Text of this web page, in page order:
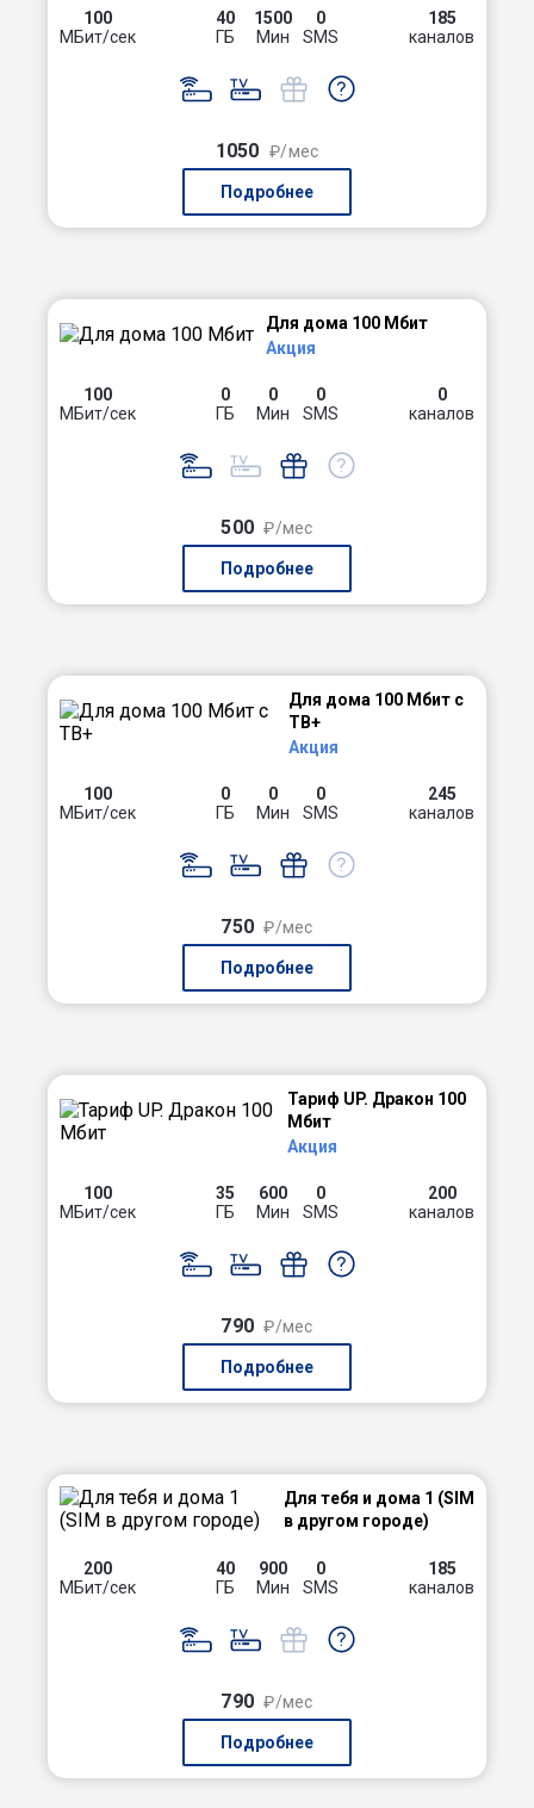
100
МБит/сек
40
ГБ
1500
Мин
0
SMS
185
каналов
1050 ₽/мес
Подробнее
Для дома 100 Мбит
Акция
100
МБит/сек
0
ГБ
0
Мин
0
SMS
0
каналов
500 ₽/мес
Подробнее
Для дома 100 Мбит с
ТВ+
Акция
100
МБит/сек
0
ГБ
0
Мин
0
SMS
245
каналов
750 ₽/мес
Подробнее
Тариф UP. Дракон 100
Мбит
Акция
100
МБит/сек
35
ГБ
600
Мин
0
SMS
200
каналов
790 ₽/мес
Подробнее
Для тебя и дома 1 (SIM
в другом городе)
200
МБит/сек
40
ГБ
900
Мин
0
SMS
185
каналов
790 ₽/мес
Подробнее